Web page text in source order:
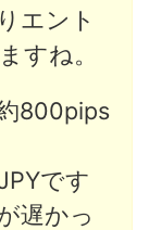
エント
すね。
800pips
です
遅かっ